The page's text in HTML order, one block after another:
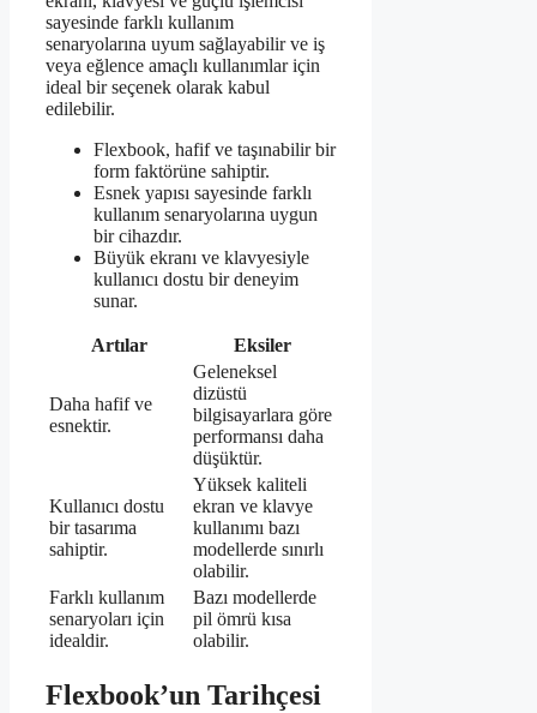
sayesinde farklı kullanım
senaryolarına uyum sağlayabilir ve iş
veya eğlence amaçlı kullanımlar için
ideal bir seçenek olarak kabul
edilebilir.
Flexbook, hafif ve taşınabilir bir
form faktörüne sahiptir.
Esnek yapısı sayesinde farklı
kullanım senaryolarına uygun
bir cihazdır.
Büyük ekranı ve klavyesiyle
kullanıcı dostu bir deneyim
sunar.
Artılar Eksiler
Daha hafif ve
esnektir.
Geleneksel
dizüstü
bilgisayarlara göre
performansı daha
düşüktür.
Kullanıcı dostu
bir tasarıma
sahiptir.
Yüksek kaliteli
ekran ve klavye
kullanımı bazı
modellerde sınırlı
olabilir.
Farklı kullanım
senaryoları için
idealdir.
Bazı modellerde
pil ömrü kısa
olabilir.
Flexbook’un Tarihçesi